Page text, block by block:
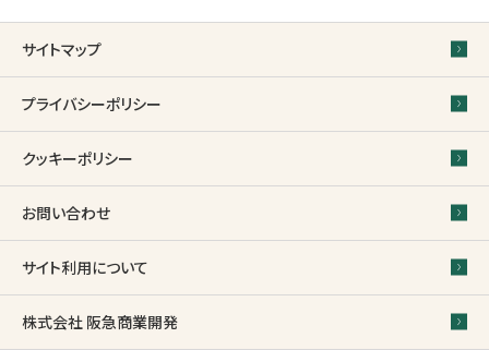
サイトマップ
プライバシーポリシー
クッキーポリシー
お問い合わせ
サイト利用について
株式会社 阪急商業開発